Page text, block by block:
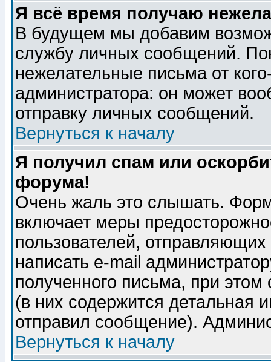
Я всё время получаю
В будущем мы добавим
службу личных сообщений.
нежелательные письма от
администратора: он может
отправку личных сообщений.
Вернуться к началу
Я получил спам или
форума!
Очень жаль это слышать.
включает меры
пользователей,
написать e-mail
полученного письма, при этом
(в них содержится детальная
отправил сообщение).
Вернуться к началу